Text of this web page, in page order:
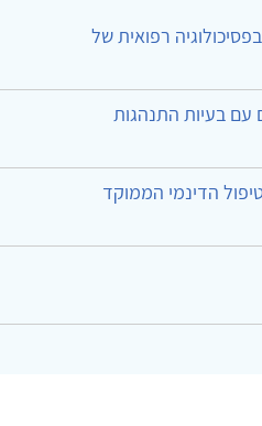
רפואית של
עם בעיות התנהגות
הדינמי הממוקד